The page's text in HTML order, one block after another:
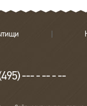
--- - -- - --